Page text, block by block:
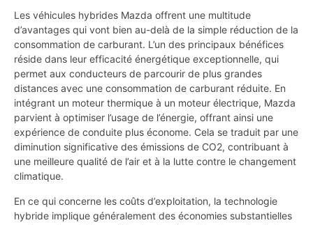
Les véhicules hybrides Mazda offrent une multitude
d’avantages qui vont bien au-delà de la simple réduction de la
consommation de carburant. L’un des principaux bénéfices
réside dans leur efficacité énergétique exceptionnelle, qui
permet aux conducteurs de parcourir de plus grandes
distances avec une consommation de carburant réduite. En
intégrant un moteur thermique à un moteur électrique, Mazda
parvient à optimiser l’usage de l’énergie, offrant ainsi une
expérience de conduite plus économe. Cela se traduit par une
diminution significative des émissions de CO2, contribuant à
une meilleure qualité de l’air et à la lutte contre le changement
climatique.
En ce qui concerne les coûts d’exploitation, la technologie
hybride implique généralement des économies substantielles